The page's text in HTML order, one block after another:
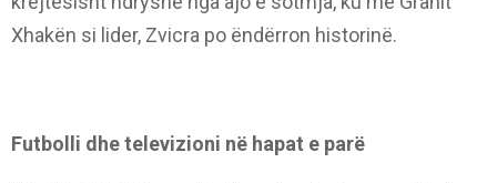
Xhakën si lider, Zvicra po ëndërron historinë.
Futbolli dhe televizioni në hapat e parë